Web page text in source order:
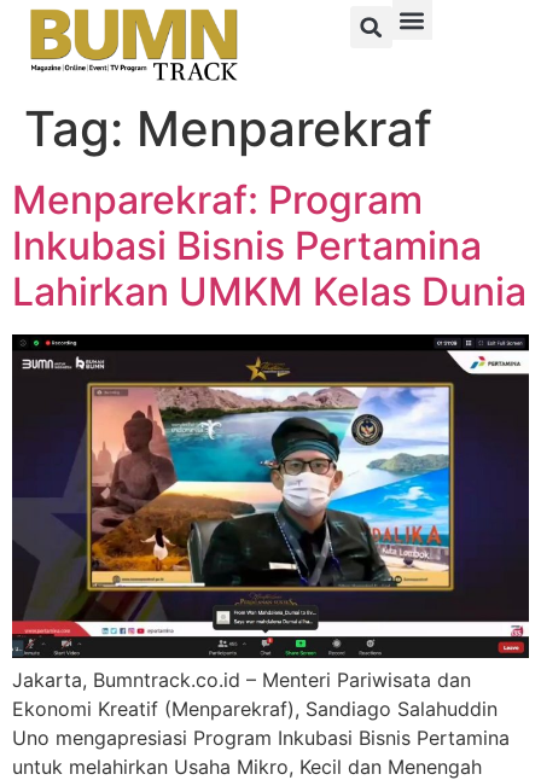
Tag: Menparekraf
Menparekraf: Program
Inkubasi Bisnis Pertamina
Lahirkan UMKM Kelas Dunia
Jakarta, Bumntrack.co.id – Menteri Pariwisata dan
Ekonomi Kreatif (Menparekraf), Sandiago Salahuddin
Uno mengapresiasi Program Inkubasi Bisnis Pertamina
untuk melahirkan Usaha Mikro, Kecil dan Menengah